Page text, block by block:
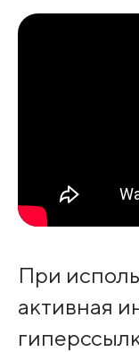
При
активная